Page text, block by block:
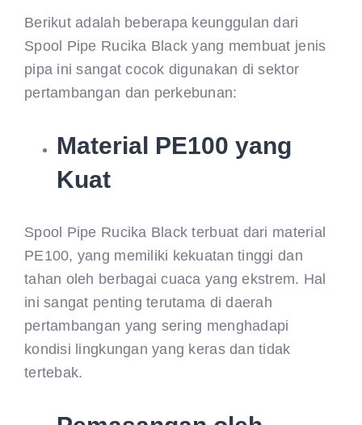
Berikut adalah beberapa keunggulan dari
Spool Pipe Rucika Black yang membuat jenis
pipa ini sangat cocok digunakan di sektor
pertambangan dan perkebunan:
Material PE100 yang
Kuat
Spool Pipe Rucika Black terbuat dari material
PE100, yang memiliki kekuatan tinggi dan
tahan oleh berbagai cuaca yang ekstrem. Hal
ini sangat penting terutama di daerah
pertambangan yang sering menghadapi
kondisi lingkungan yang keras dan tidak
tertebak.